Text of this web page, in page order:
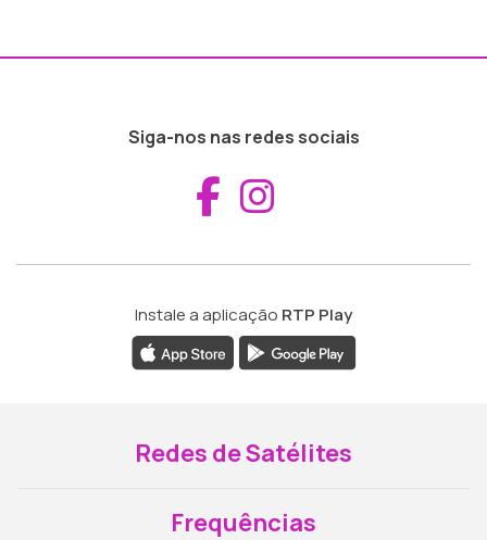
Siga-nos nas redes sociais
Aceder ao
Instale a aplicação RTP Play
Redes de Satélites
Frequências